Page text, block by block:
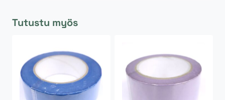
Tutustu myös